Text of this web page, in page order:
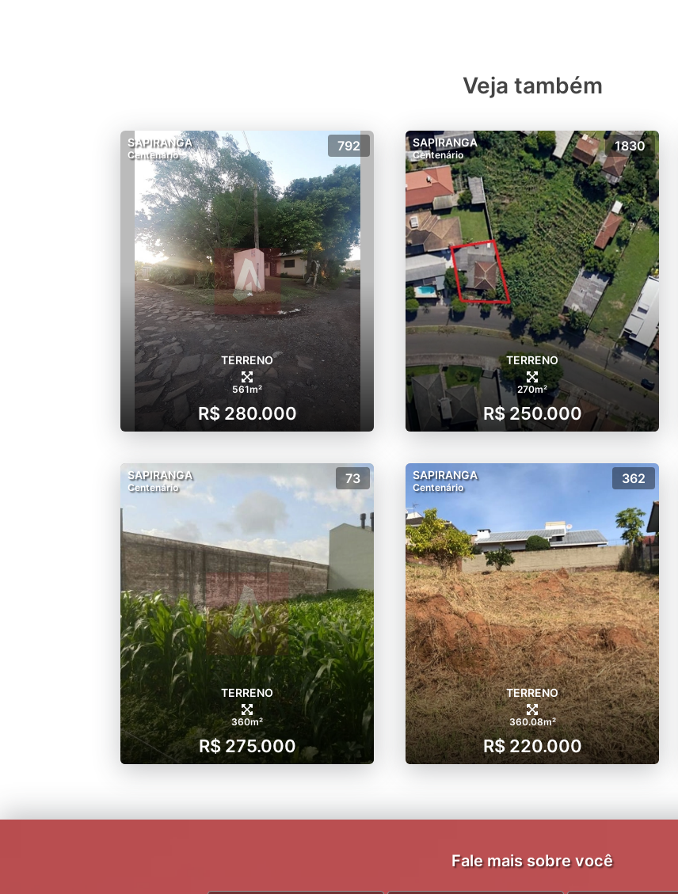
Veja também
SAPIRANGA
Centenário
792
TERRENO
561m²
R$ 280.000
SAPIRANGA
Centenário
1830
TERRENO
270m²
R$ 250.000
SAPIRANGA
Centenário
73
TERRENO
360m²
R$ 275.000
SAPIRANGA
Centenário
362
TERRENO
360.08m²
R$ 220.000
Fale mais sobre você